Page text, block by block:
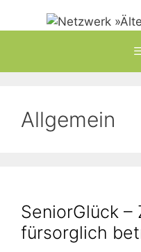
Allgemein
SeniorGlück –
fürsorglich